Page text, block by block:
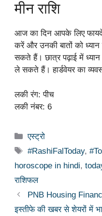
मीन राशि
आज का दिन आपके लिए फायदे
करें और उनकी बातों को
सकते हैं। छात्र पढ़ाई में ध्यान
ले सकते हैं। हार्डवेयर का
लकी रंग: पीच
लकी नंबर: 6
Categories
एस्ट्रो
Tags
#RashiFalToday,
horoscope in hindi,
राशिफल
PNB Housing
इस्तीफे की खबर से शेयरों में